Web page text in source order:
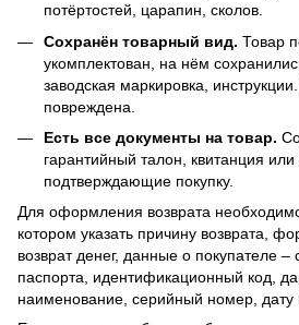
потёртостей, царапин, сколов.
Сохранён товарный вид. Товар
укомплектован, на нём
заводская маркировка,
повреждена.
Есть все документы на товар.
гарантийный талон, квитанция или
подтверждающие покупку.
Для оформления возврата
котором указать причину возврата,
возврат денег, данные о покупателе
паспорта, идентификационный код,
наименование, серийный номер, дату